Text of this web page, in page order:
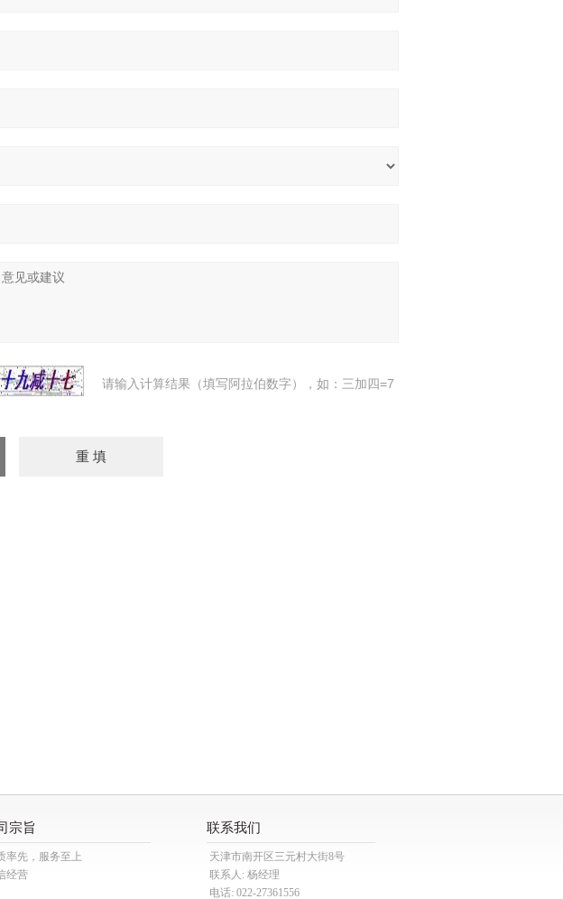
请输入计算结果（填写阿拉伯数字），如：三加四=7
宗旨
率先，服务至上
经营
联系我们
天津市南开区三元村大街8号
联系人: 杨经理
电话: 022-27361556